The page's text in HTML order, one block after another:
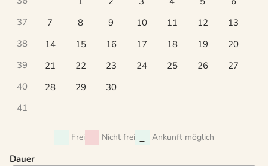
37
7 8 9 10 11 12
13
38
14 15 16 17 18 19
20
39
21 22 23 24 25 26
27
40
28 29
30
41
Frei Nicht frei Ankunft möglich
Dauer